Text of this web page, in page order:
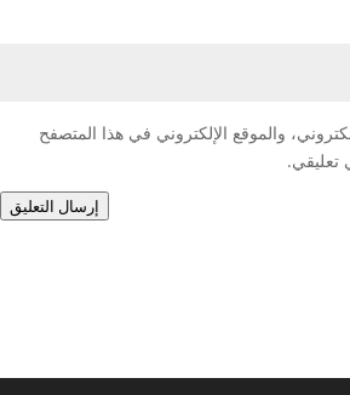
والموقع الإلكتروني في هذا المتصفح
تعليقي.
إرسال التعليق